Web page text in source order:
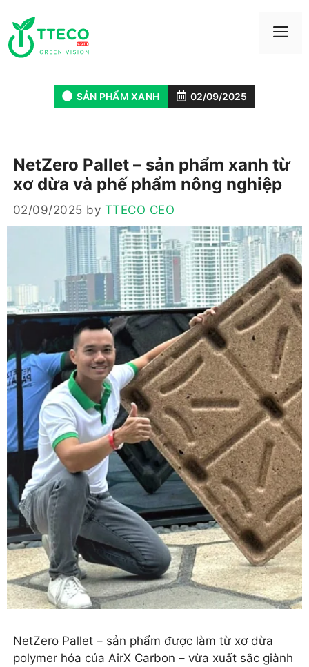
content
SẢN PHẨM XANH 02/09/2025
NetZero Pallet – sản phẩm xanh từ
xơ dừa và phế phẩm nông nghiệp
02/09/2025 by TTECO CEO
NetZero Pallet – sản phẩm được làm từ xơ dừa
polymer hóa của AirX Carbon – vừa xuất sắc giành